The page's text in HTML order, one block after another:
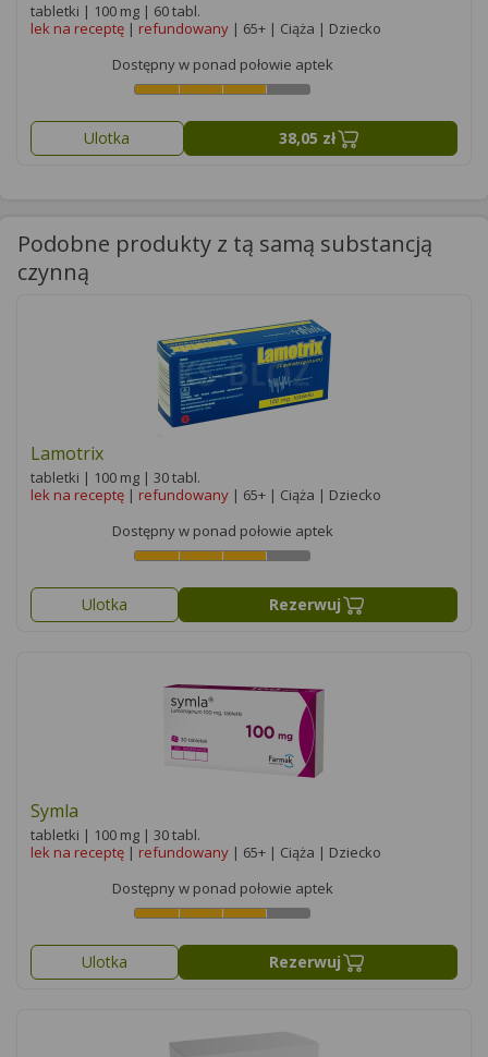
tabletki | 100 mg | 60 tabl.
lek na receptę | refundowany | 65+ | Ciąża | Dziecko
Dostępny w ponad połowie aptek
Ulotka 38,05 zł
Podobne produkty z tą samą substancją
czynną
Lamotrix
tabletki | 100 mg | 30 tabl.
lek na receptę | refundowany | 65+ | Ciąża | Dziecko
Dostępny w ponad połowie aptek
Ulotka Rezerwuj
Symla
tabletki | 100 mg | 30 tabl.
lek na receptę | refundowany | 65+ | Ciąża | Dziecko
Dostępny w ponad połowie aptek
Ulotka Rezerwuj